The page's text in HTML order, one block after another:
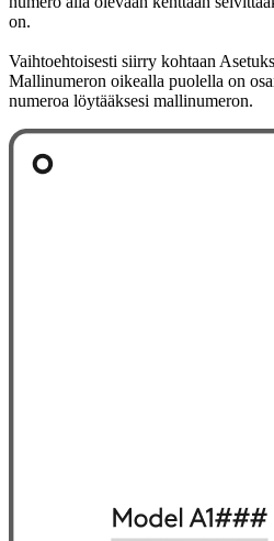
on.
Vaihtoehtoisesti siirry kohtaan
Mallinumeron oikealla puolella on
numeroa löytääksesi mallinumeron.